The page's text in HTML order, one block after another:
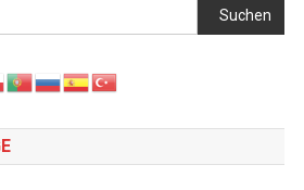
Suchen